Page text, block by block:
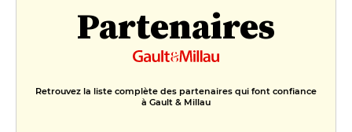
Partenaires
Retrouvez la liste complète des partenaires qui font confiance
à Gault & Millau